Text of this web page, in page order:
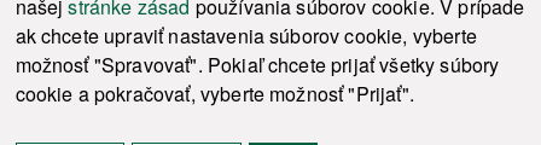
našejstránke zásad používania súborov cookie. V prípade
ak chcete upraviť nastavenia súborov cookie, vyberte
možnosť "Spravovať". Pokiaľ chcete prijať všetky súbory
cookie a pokračovať, vyberte možnosť "Prijať".
© 2021-2026 ku.sk. Všetky práva vyhradené. Ochrana osobných údajov
Vyhlásenie o prístupnosti |
Admin
This site is protected by reCAPTCHA and the Google Privacy Policy and Terms of
Service
apply.